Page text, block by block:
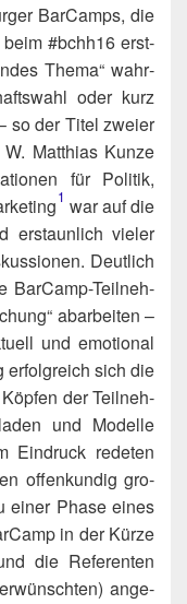
Bar­Camps, die
#bchh16 erst­
The­ma“ wahr­
oder kurz
so der Titel zwei­er
Mat­thi­as Kun­ze
für Poli­tik,
1 war auf die
erstaun­lich vie­ler
Deut­lich
Bar­Camp-Teil­neh­
abar­bei­ten –
und emo­tio­nal
erfolg­reich sich die
der Teil­neh­
und Model­le
Ein­druck rede­ten
offen­kun­dig gro­
einer Pha­se eines
in der Kür­ze
die Refe­ren­ten
ange­